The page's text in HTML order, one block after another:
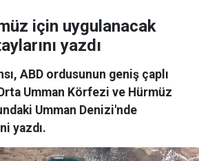
için uygulanacak
yazdı
ABD ordusunun geniş çaplı
Umman Körfezi ve Hürmüz
Umman Denizi'nde
yazdı.